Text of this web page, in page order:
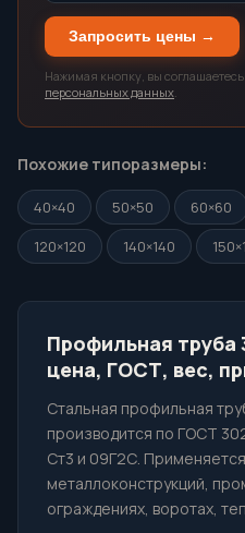
Запросить цены →
Нажимая кнопку, вы соглашаетесь
персональных данных.
Похожие типоразмеры:
40×40 50×50 60×60
120×120
140×140
Профильная труба
цена, ГОСТ, вес,
Стальная профильная
производится по ГОСТ
Ст3 и 09Г2С.
металлоконструкций,
ограждениях, воротах,